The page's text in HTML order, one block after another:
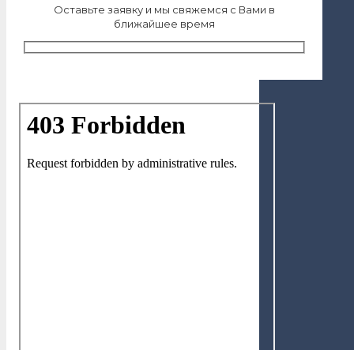
Оставьте заявку и мы свяжемся с Вами в
ближайшее время